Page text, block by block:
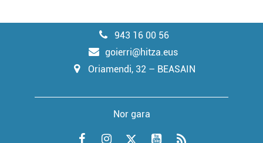
943 16 00 56
goierri@hitza.eus
Oriamendi, 32 – BEASAIN
Nor gara